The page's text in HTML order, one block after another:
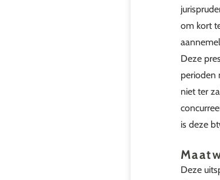
om kort
Deze
perioden
niet ter
is deze
Deze